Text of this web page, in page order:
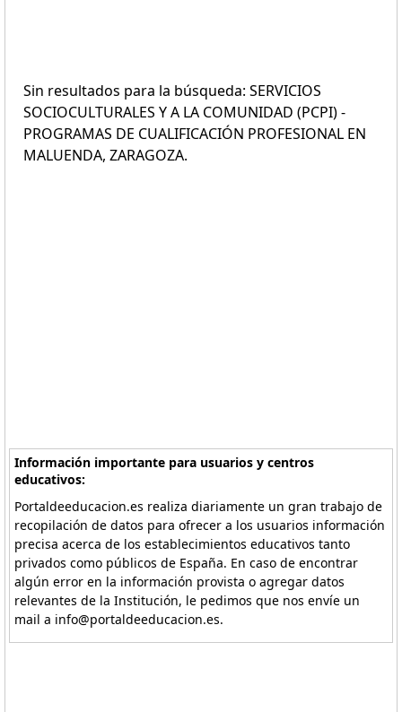
Sin resultados para la búsqueda: SERVICIOS
SOCIOCULTURALES Y A LA COMUNIDAD (PCPI) -
PROGRAMAS DE CUALIFICACIÓN PROFESIONAL EN
MALUENDA, ZARAGOZA.
Información importante para usuarios y centros
educativos:
Portaldeeducacion.es realiza diariamente un gran trabajo de
recopilación de datos para ofrecer a los usuarios información
precisa acerca de los establecimientos educativos tanto
privados como públicos de España. En caso de encontrar
algún error en la información provista o agregar datos
relevantes de la Institución, le pedimos que nos envíe un
mail a info@portaldeeducacion.es.